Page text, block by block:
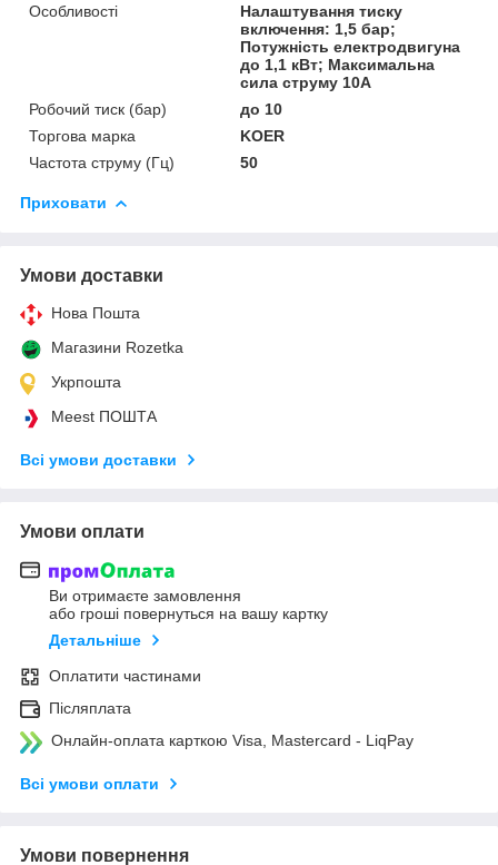
Особливості
Налаштування тиску
включення: 1,5 бар;
Потужність електродвигуна
до 1,1 кВт; Максимальна
сила струму 10А
Робочий тиск (бар)
до 10
Торгова марка
KOER
Частота струму (Гц)
50
Приховати
Умови доставки
Нова Пошта
Магазини Rozetka
Укрпошта
Meest ПОШТА
Всі умови доставки
Умови оплати
Ви отримаєте замовлення
або гроші повернуться на вашу картку
Детальніше
Оплатити частинами
Післяплата
Онлайн-оплата карткою Visa, Mastercard - LiqPay
Всі умови оплати
Умови повернення